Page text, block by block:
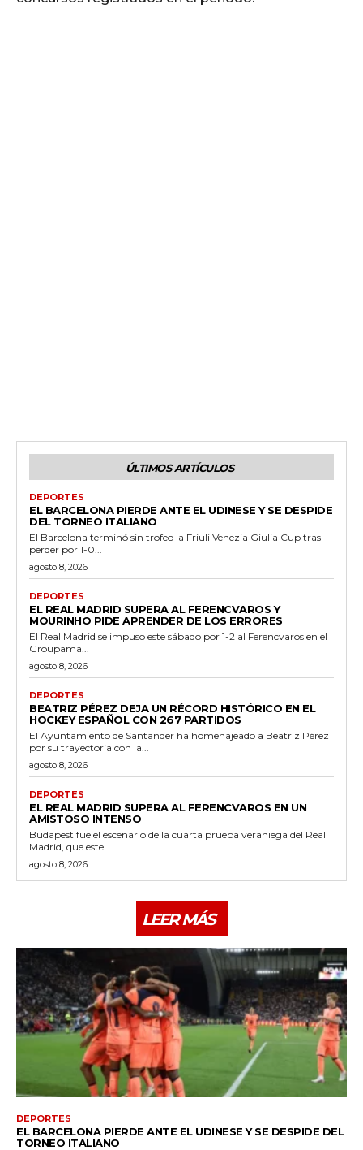
ÚLTIMOS ARTÍCULOS
DEPORTES
EL BARCELONA PIERDE ANTE EL UDINESE Y SE DESPIDE
DEL TORNEO ITALIANO
El Barcelona terminó sin trofeo la Friuli Venezia Giulia Cup tras
perder por 1-0...
agosto 8, 2026
DEPORTES
EL REAL MADRID SUPERA AL FERENCVAROS Y
MOURINHO PIDE APRENDER DE LOS ERRORES
El Real Madrid se impuso este sábado por 1-2 al Ferencvaros en el
Groupama...
agosto 8, 2026
DEPORTES
BEATRIZ PÉREZ DEJA UN RÉCORD HISTÓRICO EN EL
HOCKEY ESPAÑOL CON 267 PARTIDOS
El Ayuntamiento de Santander ha homenajeado a Beatriz Pérez
por su trayectoria con la...
agosto 8, 2026
DEPORTES
EL REAL MADRID SUPERA AL FERENCVAROS EN UN
AMISTOSO INTENSO
Budapest fue el escenario de la cuarta prueba veraniega del Real
Madrid, que este...
agosto 8, 2026
LEER MÁS
DEPORTES
EL BARCELONA PIERDE ANTE EL UDINESE Y SE DESPIDE DEL
TORNEO ITALIANO